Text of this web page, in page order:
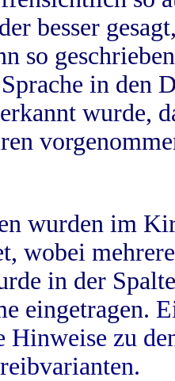
besser
so
in
wurde,
wurden im
wobei
in der
eingetragen.
zu